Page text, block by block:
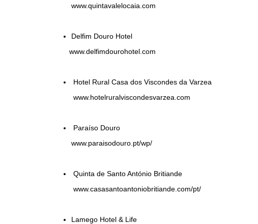
www.quintavalelocaia.com
Delfim Douro Hotel
www.delfimdourohotel.com
Hotel Rural Casa dos Viscondes da Varzea
www.hotelruralviscondesvarzea.com
Paraíso Douro
www.paraisodouro.pt/wp/
Quinta de Santo António Britiande
www.casasantoantoniobritiande.com/pt/
Lamego Hotel & Life